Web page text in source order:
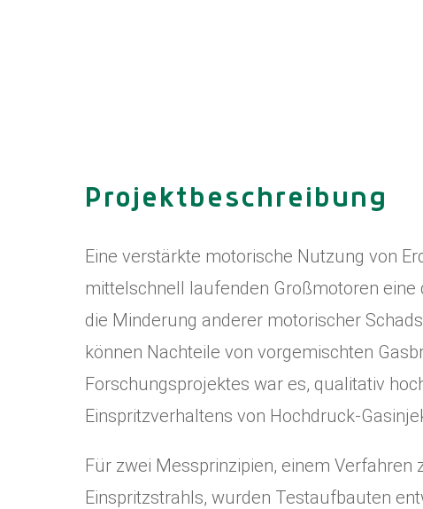
Projektbeschreibung
Eine verstärkte motorische Nutzung von
mittelschnell laufenden Großmotoren
die Minderung anderer motorischer
können Nachteile von vorgemischten
Forschungsprojektes war es, qualitativ
Einspritzverhaltens von Hochdruck-
Für zwei Messprinzipien, einem
Einspritzstrahls, wurden Testaufbauten